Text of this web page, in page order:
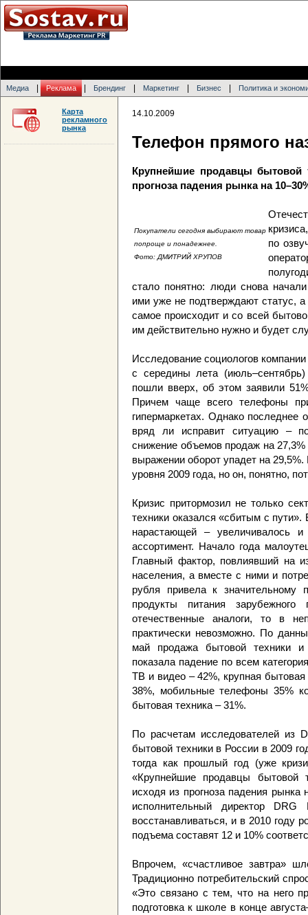
Медиа Реклама Брендинг Маркетинг Бизнес Политика и
14.10.2009
Телефон прямого
Крупнейшие продавцы бытовой
прогноза падения рынка на
Покупатели сегодня выбирают товар
попроще и понадежнее.
Фото: ДМИТРИЙ ХРУПОВ
по
стало понятно: люди снова
ими уже не подтверждают статус,
самое происходит и со всей
им действительно нужно и будет
Исследование социологов
с середины лета
пошли вверх, об этом заявили
Причем чаще всего телефоны
гипермаркетах. Однако последнее
вряд ли исправит ситуацию –
снижение объемов продаж на
выражении оборот упадет на
уровня 2009 года, но он, понятно,
Кризис притормозил не только
техники оказался «сбитым с
нарастающей – увеличивалось
ассортимент. Начало года
Главный фактор, повлиявший на
населения, а вместе с ними и
рубля привела к значительному
продукты питания
отечественные аналоги, то в
практически невозможно. По
май продажа бытовой техники и
показала падение по всем
ТВ и видео – 42%, крупная
38%, мобильные телефоны 35%
бытовая техника – 31%.
По расчетам исследователей из
бытовой техники в России в 2009
тогда как прошлый год (уже
«Крупнейшие продавцы бытовой
исходя из прогноза падения
исполнительный директор
восстанавливаться, и в 2010 году
подъема составят 12 и 10%
Впрочем, «счастливое завтра»
Традиционно потребительский
«Это связано с тем, что на него
подготовка к школе в конце
Карта
рекламного
рынка